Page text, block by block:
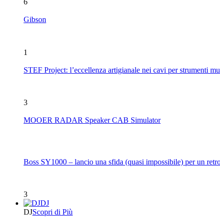
6
Gibson
1
STEF Project: l’eccellenza artigianale nei cavi per strumenti
3
MOOER RADAR Speaker CAB Simulator
Boss SY1000 – lancio una sfida (quasi impossibile) per un
3
DJ
DJScopri di Più